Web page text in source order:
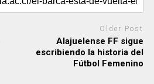
Older Post
Alajuelense FF sigue
escribiendo la historia del
Fútbol Femenino